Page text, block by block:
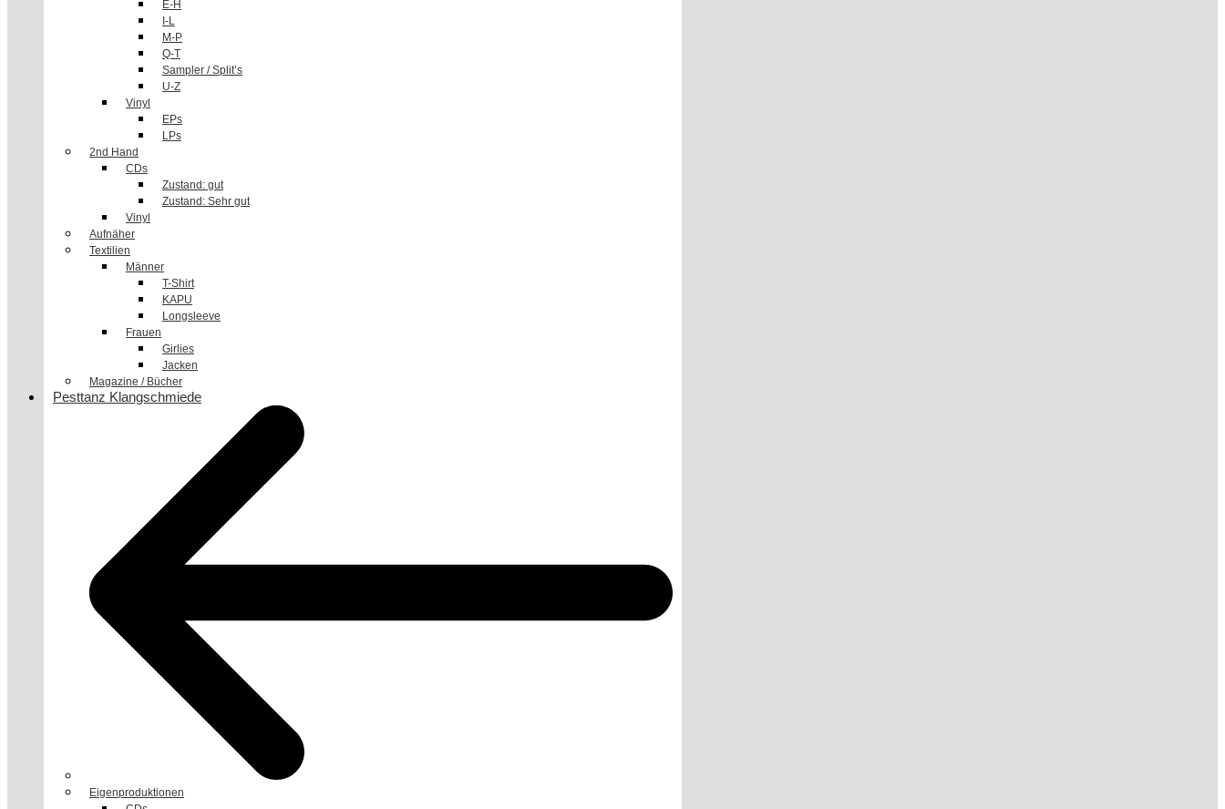
E-H
I-L
M-P
Q-T
Sampler / Split’s
U-Z
Vinyl
EPs
LPs
2nd Hand
CDs
Zustand: gut
Zustand: Sehr gut
Vinyl
Aufnäher
Textilien
Männer
T-Shirt
KAPU
Longsleeve
Frauen
Girlies
Jacken
Magazine / Bücher
Pesttanz Klangschmiede
Eigenproduktionen